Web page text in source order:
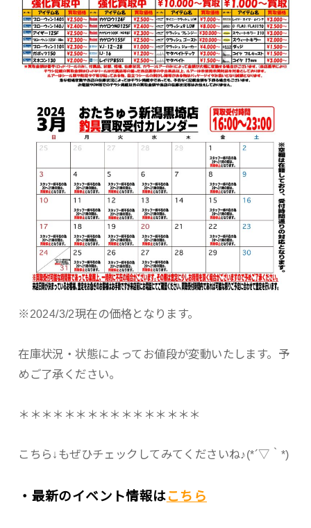
※2024/3/2現在の価格となります。
在庫状況・状態によってお値段が変動いたします。予
めご了承ください。
＊＊＊＊＊＊＊＊＊＊＊＊＊＊＊＊
こちら↓もぜひチェックしてみてくださいね♪(*´▽｀*)
・最新のイベント情報はこちら